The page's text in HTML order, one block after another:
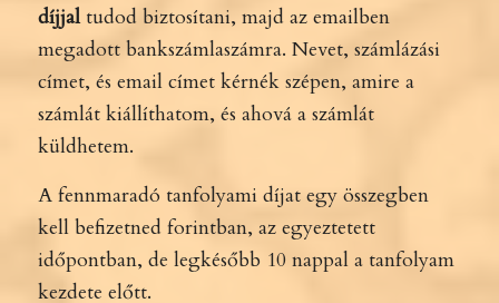
díjjaltudod biztosítani, majd az emailben
megadott bankszámlaszámra. Nevet, számlázási
címet, és email címet kérnék szépen, amire a
számlát kiállíthatom, és ahová a számlát
küldhetem.
A fennmaradó tanfolyami díjat egy összegben
kell befizetned forintban, az egyeztetett
időpontban, de legkésőbb 10 nappal a tanfolyam
kezdete előtt.